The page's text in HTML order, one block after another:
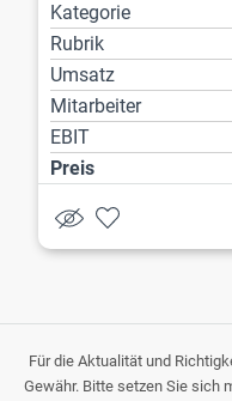
Kategorie
Rubrik
Umsatz
Mitarbeiter
EBIT
Preis
Für die Aktualität und
Gewähr. Bitte setzen Sie sich